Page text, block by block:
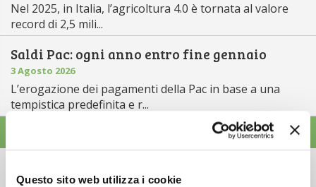
Questo sito web utilizza i cookie
Nel 2025, in Italia, l’agricoltura 4.0 è tornata al valore
record di 2,5 mili...
Saldi Pac: ogni anno entro fine gennaio
3 Agosto 2026
L’erogazione dei pagamenti della Pac in base a una
tempistica predefinita e r...